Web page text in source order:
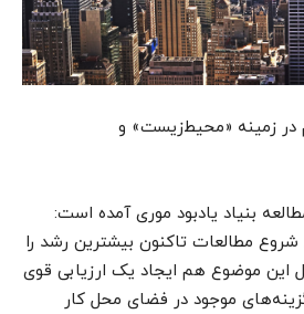
زمینه «محیط‌زیست» و
بنیاد یادبود موری آمده است:
شروع مطالعات تاکنون بیشترین رشد را
این موضوع هم ایجاد یک ارزیابی قوی
موجود در فضای محل کار